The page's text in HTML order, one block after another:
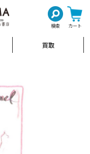
検索 カート
買取